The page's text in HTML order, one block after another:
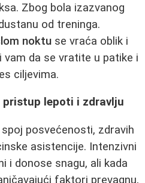
Zbog bola izazvanog
od treninga.
noktu se vraća oblik i
da se vratite u patike i
ciljevima.
lepoti i zdravlju
posvećenosti, zdravih
asistencije. Intenzivni
i donose snagu, ali kada
faktori prevagnu,